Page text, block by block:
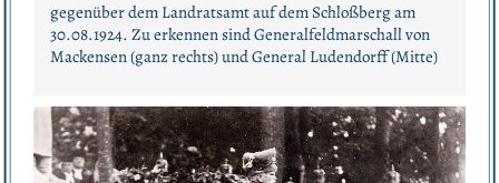
gegenüber dem Landratsamt auf dem Schloßberg am
30.08.1924. Zu erkennen sind Generalfeldmarschall von
Mackensen (ganz rechts) und General Ludendorff (Mitte)